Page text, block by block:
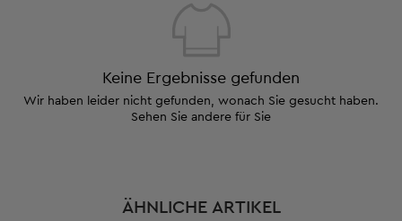
Keine Ergebnisse gefunden
Wir haben leider nicht gefunden, wonach Sie gesucht haben.
Sehen Sie andere für Sie
ÄHNLICHE ARTIKEL